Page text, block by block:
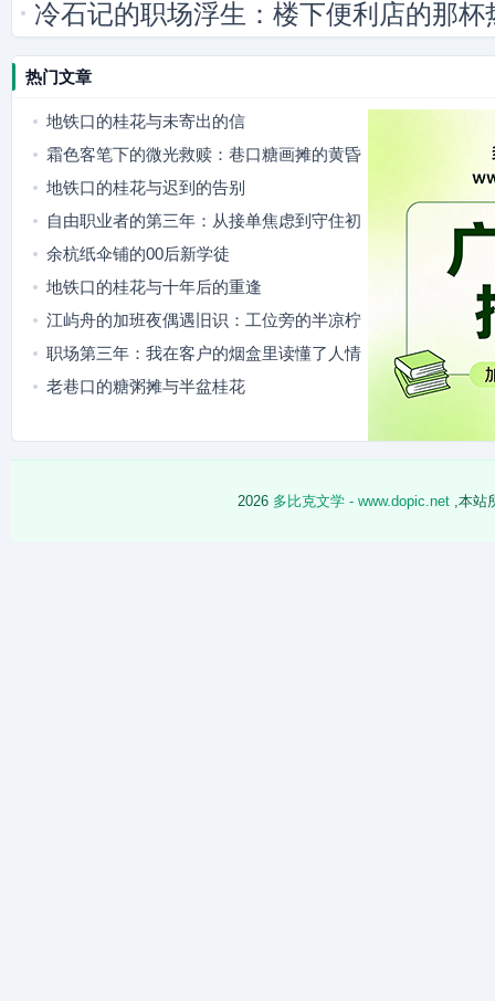
冷石记的职场浮生：楼下便利店的那杯
热门文章
地铁口的桂花与未寄出的信
霜色客笔下的微光救赎：巷口糖画摊的黄昏
地铁口的桂花与迟到的告别
自由职业者的第三年：从接单焦虑到守住初
心
余杭纸伞铺的00后新学徒
地铁口的桂花与十年后的重逢
江屿舟的加班夜偶遇旧识：工位旁的半凉柠
檬水
职场第三年：我在客户的烟盒里读懂了人情
老巷口的糖粥摊与半盆桂花
2026 多比克文学 - www.dopic.net ,本站